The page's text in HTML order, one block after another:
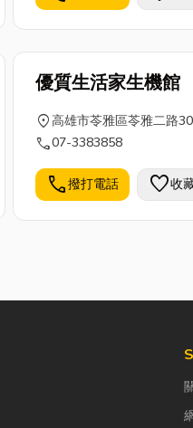
優質生活家生機館
location_on高雄市苓雅區苓雅二路
call07-3383858
call撥打電話 favorite收